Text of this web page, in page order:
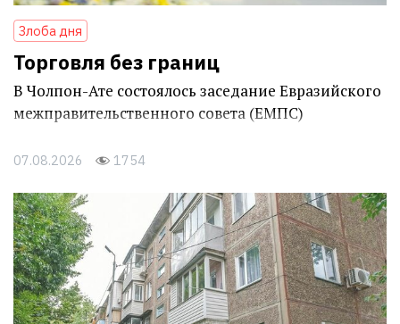
Злоба дня
Торговля без границ
В Чолпон-Ате состоялось заседание Евразийского
межправительственного совета (ЕМПС)
07.08.2026 1754